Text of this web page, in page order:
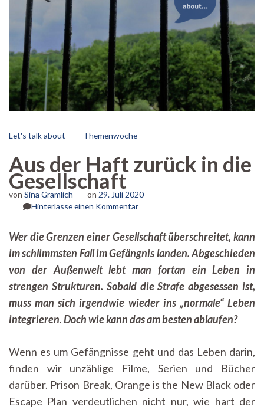
Let's talk about Themenwoche
Aus der Haft zurück in die
Gesellschaft
von Sina Gramlich on 29. Juli 2020
Hinterlasse einen Kommentarzu
Haft
zurück
die
Gesellschaft
Wer die Grenzen einer Gesellschaft überschreitet, kann
im schlimmsten Fall im Gefängnis landen. Abgeschieden
von der Außenwelt lebt man fortan ein Leben in
strengen Strukturen. Sobald die Strafe abgesessen ist,
muss man sich irgendwie wieder ins „normale“ Leben
integrieren. Doch wie kann das am besten ablaufen?
Wenn es um Gefängnisse geht und das Leben darin,
finden wir unzählige Filme, Serien und Bücher
darüber. Prison Break, Orange is the New Black oder
Escape Plan verdeutlichen nicht nur, wie hart der